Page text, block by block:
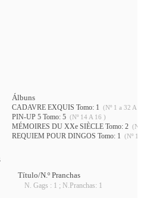
Álbuns
CADAVRE EXQUIS Tomo: 1 (Nº 1 a 32 A
PIN-UP 5 Tomo: 5 (Nº 14 A 16 )
MÉMOIRES DU XXe SIÈCLE Tomo: 2 (Nº
REQUIEM POUR DINGOS Tomo: 1 (Nº
Título/N.º Pranchas
N. Gags : 1 ; N.Pranchas: 1